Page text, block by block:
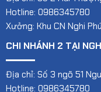
Hotline: 0986345780
Xưởng: Khu CN Nghi
CHI NHÁNH 2 TẠI
Địa chỉ: Số 3 ngõ 51
Hotline: 0986345780